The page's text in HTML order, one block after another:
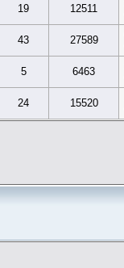
19 12511
43 27589
5 6463
24 15520